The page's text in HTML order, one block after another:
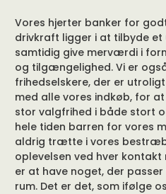
Vores hjerter banker for
drivkraft ligger i at tilbyde et
samtidig give merværdi i
og tilgængelighed. Vi er
frihedselskere, der er
med alle vores indkøb, for
stor valgfrihed i både stort
hele tiden barren for vores
aldrig trætte i vores
oplevelsen ved hver kontakt
er at have noget, der
rum. Det er det, som ifølge